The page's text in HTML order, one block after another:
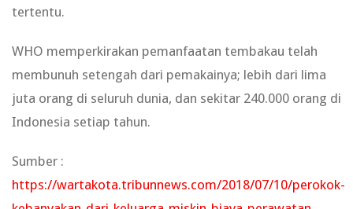
tertentu.
WHO memperkirakan pemanfaatan tembakau telah
membunuh setengah dari pemakainya; lebih dari lima
juta orang di seluruh dunia, dan sekitar 240.000 orang di
Indonesia setiap tahun.
Sumber :
https://wartakota.tribunnews.com/2018/07/10/perokok-